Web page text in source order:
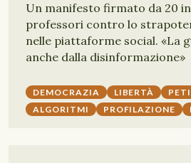
Un manifesto firmato da 20
professori contro lo
nelle piattaforme social. «La
anche dalla disinformazione»
DEMOCRAZIA LIBERTÀ
ALGORITMI
PROFILAZIONE